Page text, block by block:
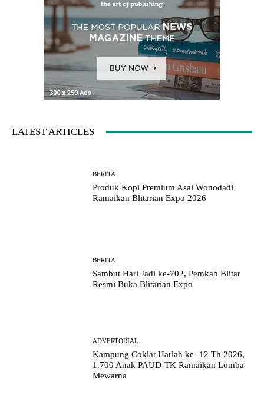
LATEST ARTICLES
BERITA
Produk Kopi Premium Asal Wonodadi
Ramaikan Blitarian Expo 2026
BERITA
Sambut Hari Jadi ke-702, Pemkab Blitar
Resmi Buka Blitarian Expo
ADVERTORIAL
Kampung Coklat Harlah ke -12 Th 2026,
1.700 Anak PAUD-TK Ramaikan Lomba
Mewarna